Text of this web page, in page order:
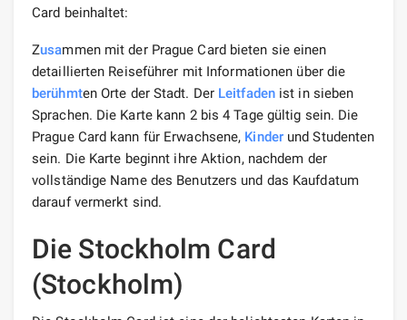
Card beinhaltet:
Zusammen mit der Prague Card bieten sie einen
detaillierten Reiseführer mit Informationen über die
berühmten Orte der Stadt. Der Leitfadenist in sieben
Sprachen. Die Karte kann 2 bis 4 Tage gültig sein. Die
Prague Card kann für Erwachsene, Kinderund Studenten
sein. Die Karte beginnt ihre Aktion, nachdem der
vollständige Name des Benutzers und das Kaufdatum
darauf vermerkt sind.
Die Stockholm Card
(Stockholm)